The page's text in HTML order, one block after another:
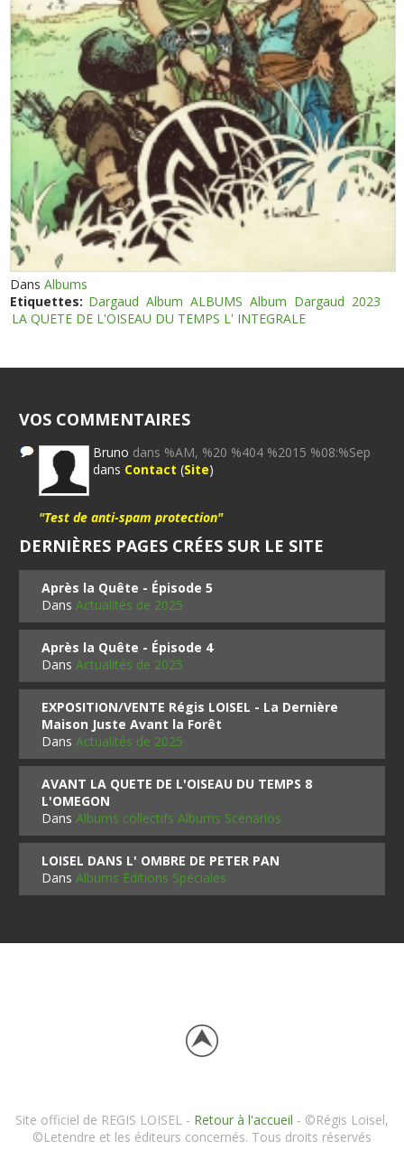
DansAlbums
Etiquettes: Dargaud Album ALBUMS Album Dargaud 2023
LA QUETE DE L'OISEAU DU TEMPS L' INTEGRALE
VOS COMMENTAIRES
Bruno dans %AM, %20 %404 %2015 %08:%Sep
dans Contact (Site)
"Test de anti-spam protection"
DERNIÈRES PAGES CRÉES SUR LE SITE
Après la Quête - Épisode 5
DansActualités de 2025
Après la Quête - Épisode 4
DansActualités de 2025
EXPOSITION/VENTE Régis LOISEL - La Dernière
Maison Juste Avant la Forêt
DansActualités de 2025
AVANT LA QUETE DE L'OISEAU DU TEMPS 8
L'OMEGON
DansAlbums collectifs Albums Scénarios
LOISEL DANS L' OMBRE DE PETER PAN
DansAlbums Editions Spéciales
Site officiel de REGIS LOISEL - Retour à l'accueil - ©Régis Loisel,
©Letendre et les éditeurs concernés. Tous droits réservés